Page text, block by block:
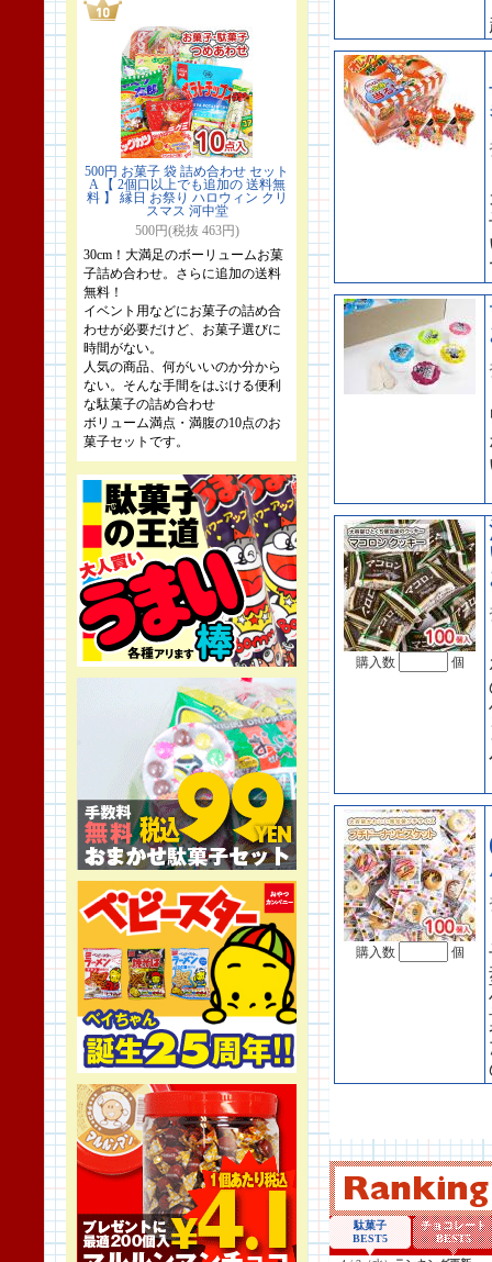
500円 お菓子 袋 詰め合わせ セット
A 【 2個口以上でも追加の 送料無
料 】 縁日 お祭り ハロウィン クリ
スマス 河中堂
500円(税抜 463円)
30cm！大満足のボーリュームお菓
子詰め合わせ。さらに追加の送料
無料！
イベント用などにお菓子の詰め合
わせが必要だけど、お菓子選びに
時間がない。
人気の商品、何がいいのか分から
ない。そんな手間をはぶける便利
な駄菓子の詰め合わせ
ボリューム満点・満腹の10点のお
菓子セットです。
購入数 個
購入数 個